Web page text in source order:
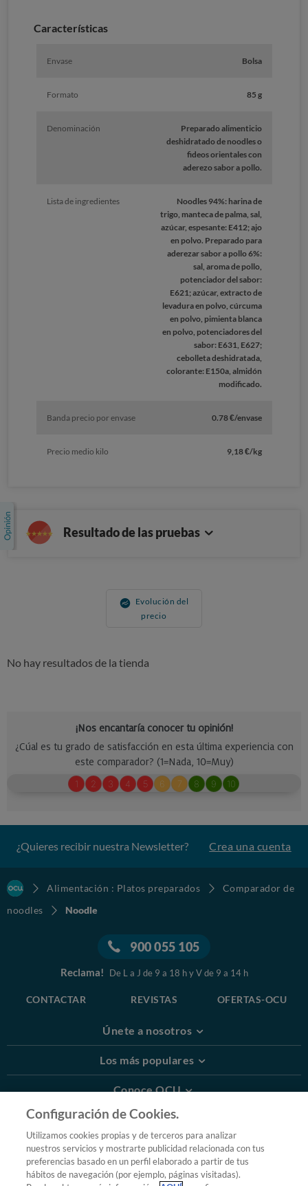
Características
Envase Bolsa
Formato 85 g
Denominación
Preparado alimenticio
deshidratado de noodles o
fideos orientales con
aderezo sabor a pollo.
Lista de ingredientes
Noodles 94%: harina de
trigo, manteca de palma, sal,
azúcar, espesante: E412; ajo
en polvo. Preparado para
aderezar sabor a pollo 6%:
sal, aroma de pollo,
potenciador del sabor:
E621; azúcar, extracto de
levadura en polvo, cúrcuma
en polvo, pimienta blanca
en polvo, potenciadores del
sabor: E631, E627;
cebolleta deshidratada,
colorante: E150a, almidón
modificado.
Banda precio por envase 0.78 €/envase
Precio medio kilo 9,18 €/kg
Resultado de las pruebas
Evolución del
precio
No hay resultados de la tienda
¿Quieres recibir nuestra Newsletter? Crea una cuenta
Alimentación : Platos preparados
Comparador de
noodles
Noodle
900 055 105
Reclama! De L a J de 9 a 18 h y V de 9 a 14 h
CONTACTAR REVISTAS OFERTAS-OCU
Únete a nosotros
Los más populares
Conoce OCU
Más Información
© 2026 OCU
Condiciones generales de contratación de OCU
Configuración de Cookies.
Utilizamos cookies propias y de terceros para analizar
nuestros servicios y mostrarte publicidad relacionada con tus
preferencias basado en un perfil elaborado a partir de tus
hábitos de navegación (por ejemplo, páginas visitadas).